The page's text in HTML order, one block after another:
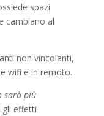
spazi
cambiano al
non vincolanti,
wifi e in remoto.
sarà più
effetti